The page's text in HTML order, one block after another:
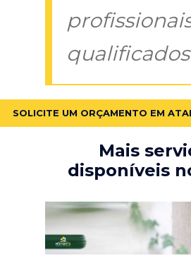
SOLICITE UM ORÇAMENTO EM
Mais
disponíveis